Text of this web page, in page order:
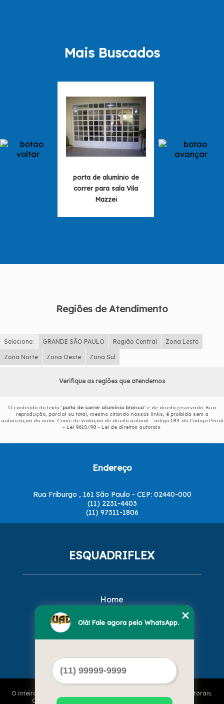
Mais Buscados
porta de alumínio de
correr para sala Vila
Mazzei
Regiões de Atendimento
Selecione: GRANDE SÃO PAULO Região Central Zona Leste
Zona Norte Zona Oeste Zona Sul
Verifique as regiões que atendemos
O conteúdo do texto "porta de correr alumínio branco" é de direito reservado. Sua
reprodução, parcial ou total, mesmo citando nossos links, é proibida sem a
autorização do autor. Crime de violação de direito autoral – artigo 184 do Código Penal
– Lei 9610/98 - Lei de direitos autorais.
Endereço
Rua Friburgo , 161 São Paulo - CEP: 02440-000
(11) 2231-4403
(11) 97311-1806
ESQUADRIFLEX
Home
Missão
Serviços
Contato
O inteiro teor deste site está sujeito à proteção de direitos autorais.
Copyright© ESQUADRIFLEX (Lei 9610 de 19/02/1998)
Olá! Fale agora pelo WhatsApp.